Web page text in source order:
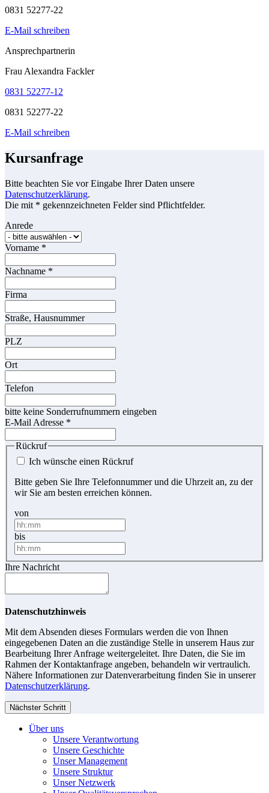
0831 52277-22
E-Mail schreiben
Ansprechpartnerin
Frau Alexandra Fackler
0831 52277-12
0831 52277-22
E-Mail schreiben
Kursanfrage
Bitte beachten Sie vor Eingabe Ihrer Daten unsere
Datenschutzerklärung.
Die mit * gekennzeichneten Felder sind Pflichtfelder.
Anrede
Vorname *
Nachname *
Firma
Straße, Hausnummer
PLZ
Ort
Telefon
bitte keine Sonderrufnummern eingeben
E-Mail Adresse *
Rückruf
Ich wünsche einen Rückruf
Bitte geben Sie Ihre Telefonnummer und die Uhrzeit an, zu der
wir Sie am besten erreichen können.
von
bis
Ihre Nachricht
Datenschutzhinweis
Mit dem Absenden dieses Formulars werden die von Ihnen
eingegebenen Daten an die zuständige Stelle in unserem Haus zur
Bearbeitung Ihrer Anfrage weitergeleitet. Ihre Daten, die Sie im
Rahmen der Kontaktanfrage angeben, behandeln wir vertraulich.
Nähere Informationen zur Datenverarbeitung finden Sie in unserer
Datenschutzerklärung.
Nächster Schritt
Über uns
Unsere Verantwortung
Unsere Geschichte
Unser Management
Unsere Struktur
Unser Netzwerk